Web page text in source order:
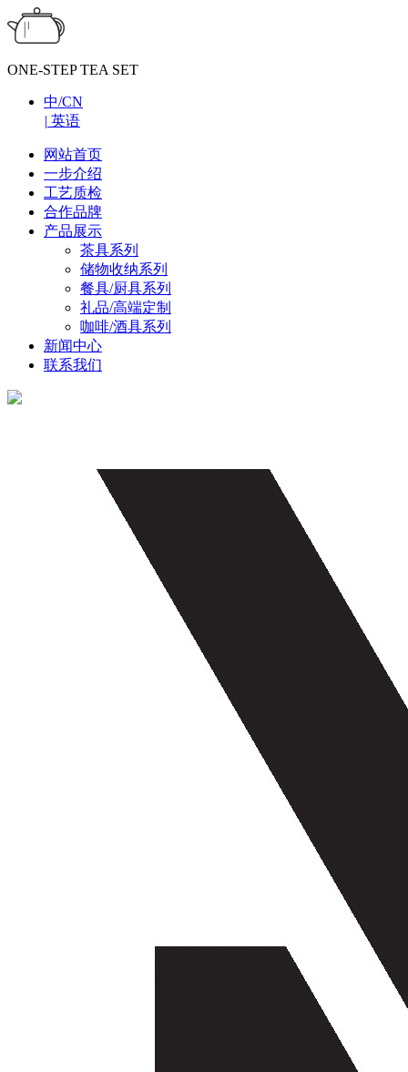
ONE-STEP TEA SET
中/CN
| 英语
网站首页
一步介绍
工艺质检
合作品牌
产品展示
茶具系列
储物收纳系列
餐具/厨具系列
礼品/高端定制
咖啡/酒具系列
新闻中心
联系我们